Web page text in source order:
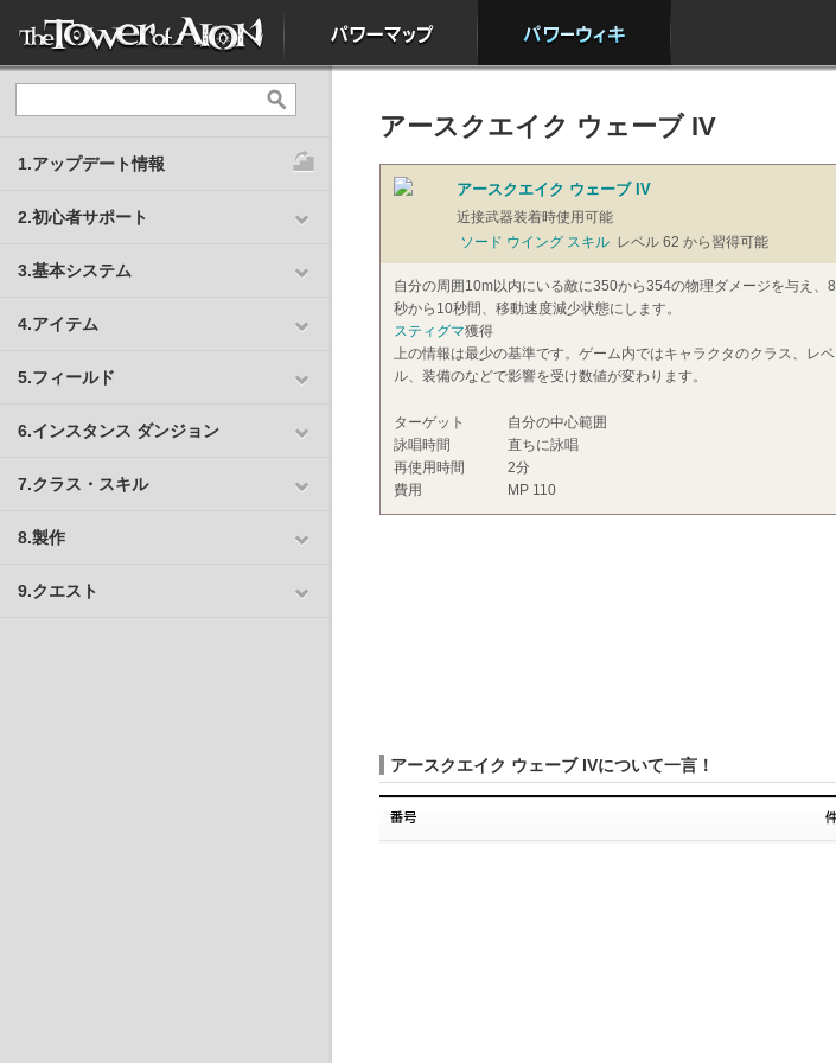
1.アップデート情報
2.初心者サポート
3.基本システム
4.アイテム
5.フィールド
6.インスタンス ダンジョン
7.クラス・スキル
8.製作
9.クエスト
アースクエイク ウェーブ IV
アースクエイク ウェーブ IV
近接武器装着時使用可能
ソード ウイング スキル レベル 62 から習得可能
自分の周囲10m以内にいる敵に350から354の物理ダメージを与え、8
秒から10秒間、移動速度減少状態にします。
スティグマ獲得
上の情報は最少の基準です。ゲーム内ではキャラクタのクラス、レベ
ル、装備のなどで影響を受け数値が変わります。
ターゲット
自分の中心範囲
詠唱時間
直ちに詠唱
再使用時間
2分
費用
MP 110
アースクエイク ウェーブ IVについて一言！